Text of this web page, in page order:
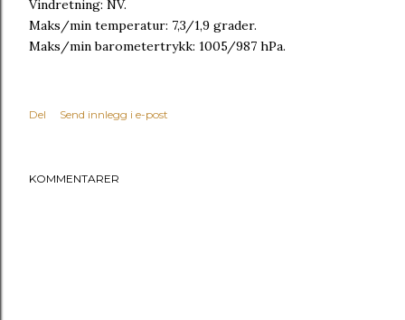
Vindretning: NV.
Maks/min temperatur: 7,3/1,9 grader.
Maks/min barometertrykk: 1005/987 hPa.
Del Send innlegg i e-post
KOMMENTARER